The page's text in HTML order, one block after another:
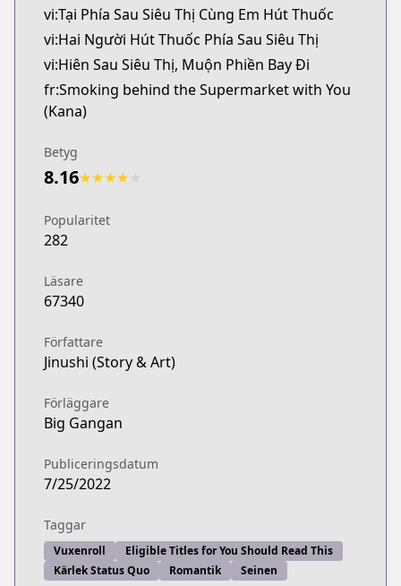
vi:Tại Phía Sau Siêu Thị Cùng Em Hút Thuốc
vi:Hai Người Hút Thuốc Phía Sau Siêu Thị
vi:Hiên Sau Siêu Thị, Muộn Phiền Bay Đi
fr:Smoking behind the Supermarket with You
(Kana)
Betyg
8.16★★★★
Popularitet
282
Läsare
67340
Författare
Jinushi (Story & Art)
Förläggare
Big Gangan
Publiceringsdatum
7/25/2022
Taggar
Vuxenroll
Eligible Titles for You Should Read This
Kärlek Status Quo
Romantik Seinen